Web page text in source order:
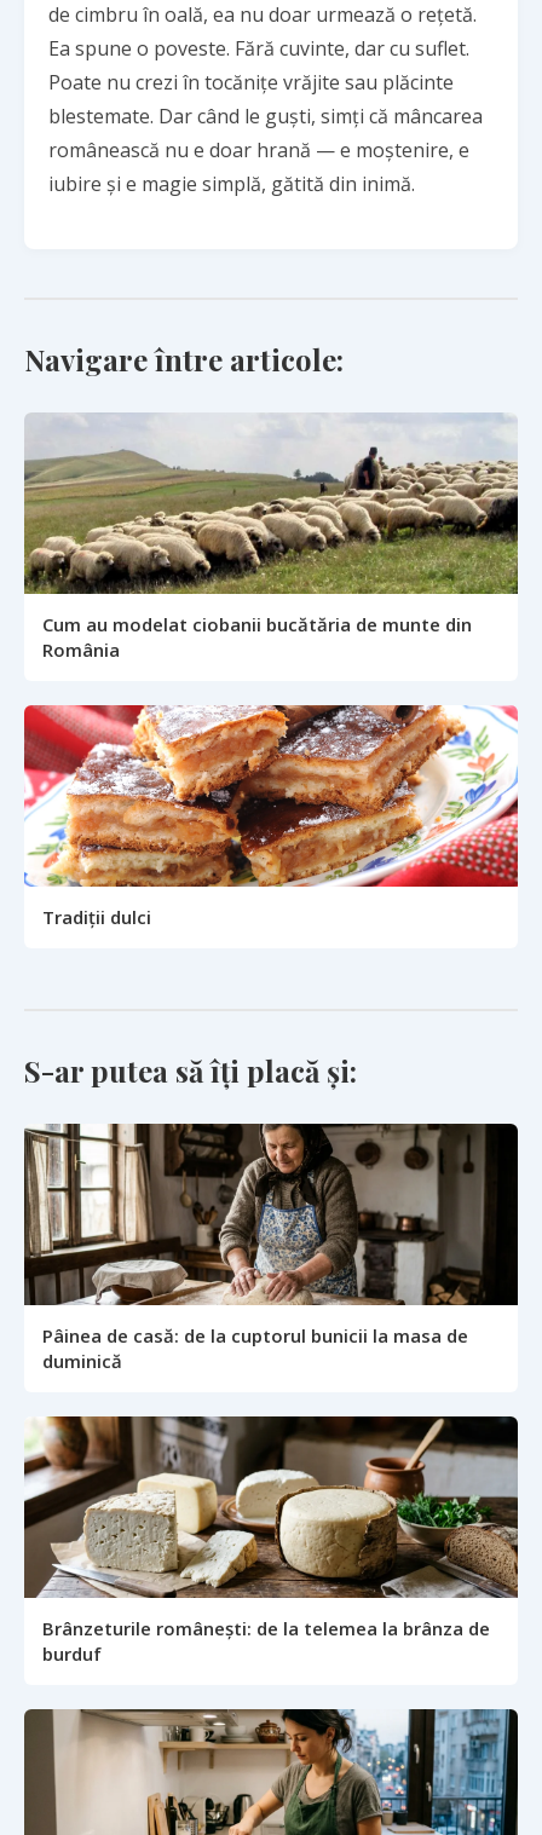
de cimbru în oală, ea nu doar urmează o rețetă.
Ea spune o poveste. Fără cuvinte, dar cu suflet.
Poate nu crezi în tocănițe vrăjite sau plăcinte
blestemate. Dar când le guști, simți că mâncarea
românească nu e doar hrană — e moștenire, e
iubire și e magie simplă, gătită din inimă.
Navigare între articole:
Cum au modelat ciobanii bucătăria de munte din
România
Tradiții dulci
S-ar putea să îți placă și:
Pâinea de casă: de la cuptorul bunicii la masa de
duminică
Brânzeturile românești: de la telemea la brânza de
burduf